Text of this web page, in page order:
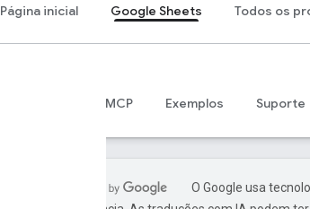
Página inicial Google Sheets Todos os
Servidor MCP Exemplos Suporte
O Google usa